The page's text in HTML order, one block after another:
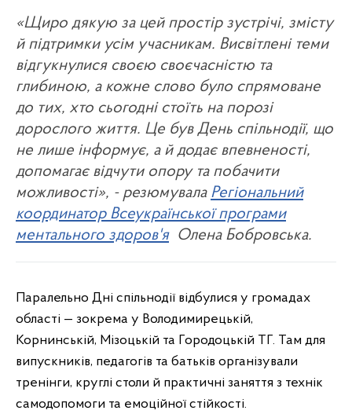
«Щиро дякую за цей простір зустрічі, змісту
й підтримки усім учасникам. Висвітлені теми
відгукнулися своєю своєчасністю та
глибиною, а кожне слово було спрямоване
до тих, хто сьогодні стоїть на порозі
дорослого життя. Це був День спільнодії, що
не лише інформує, а й додає впевненості,
допомагає відчути опору та побачити
можливості», - резюмувала Регіональний
координатор Всеукраїнської програми
ментального здоров'яОлена Бобровська.
Паралельно Дні спільнодії відбулися у громадах
області — зокрема у Володимирецькій,
Корнинській, Мізоцькій та Городоцькій ТГ. Там для
випускників, педагогів та батьків організували
тренінги, круглі столи й практичні заняття з технік
самодопомоги та емоційної стійкості.